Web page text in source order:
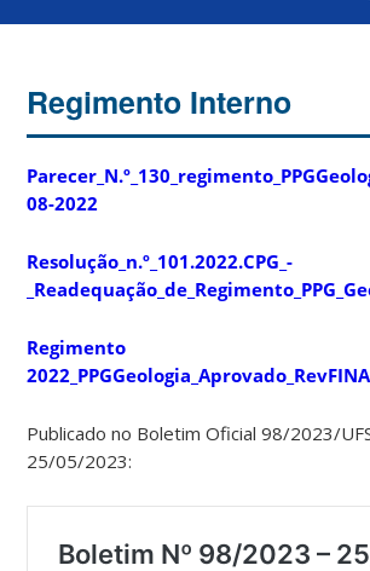
Regimento Interno
08-2022
Resolução_n.º_101.2022.CPG_-
Regimento
Publicado no Boletim Oficial 98/2023/
25/05/2023: